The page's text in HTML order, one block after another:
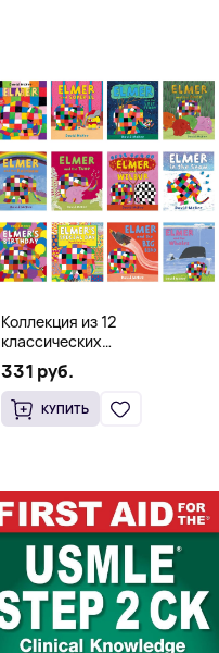
Коллекция из 12
классических
иллюстрированных книг об
Элмере от Дэвида Макки
331 руб.
КУПИТЬ